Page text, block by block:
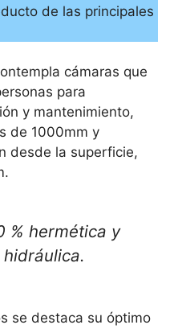
de las principales
cámaras que
para
y mantenimiento,
de 1000mm y
desde la superficie,
% hermética y
se destaca su óptimo